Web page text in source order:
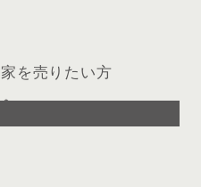
家を売りたい方
へ